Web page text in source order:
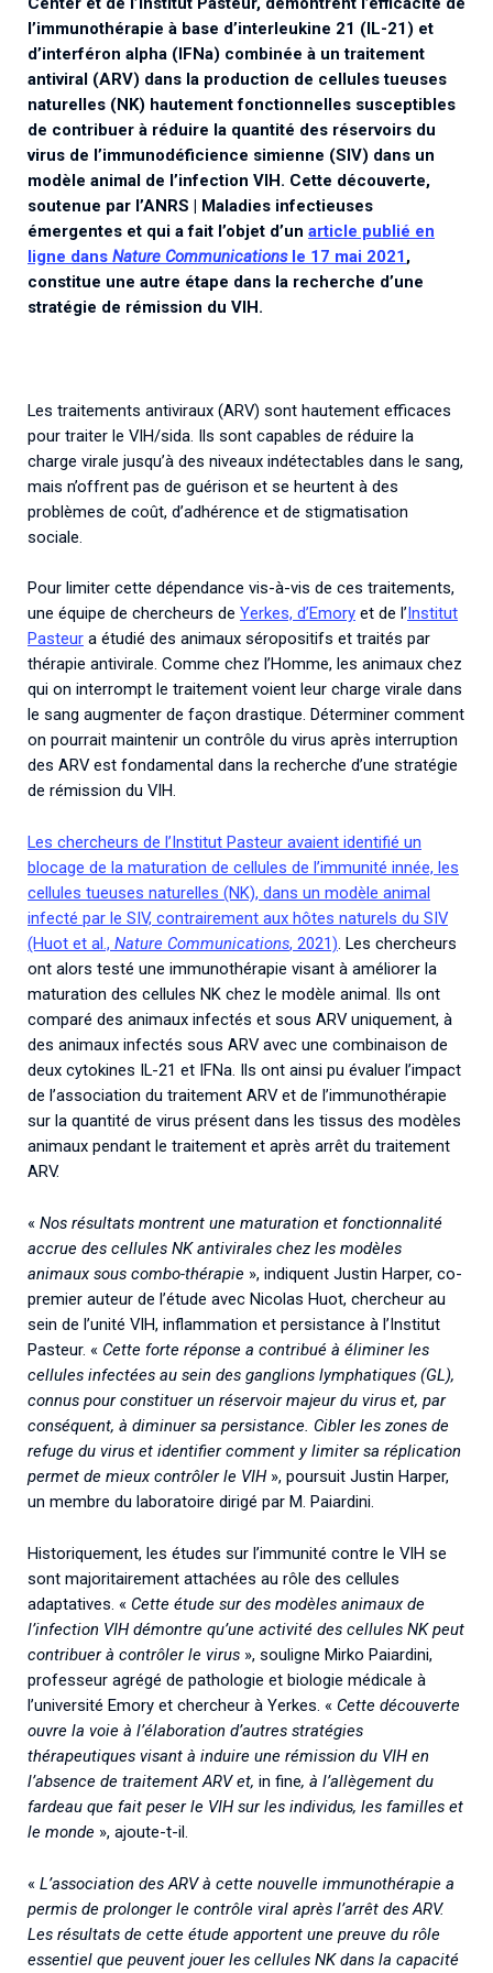
Associations de patient.e.s
Collaboration avec les acteurs communautaires
Cellule Émergence mpox
Ouverte depuis décembre 2023, pour suivre l'épidémie
en RDC, elle reste active suite à des cas à Mayotte et à
La Réunion.
Cellules Émergence
Retrouvez toutes les cellules Émergence, actives ou
inactives.
l’immunothérapie à base d’interleukine 21 (IL-21) et
d’interféron alpha (IFNa) combinée à un traitement
antiviral (ARV) dans la production de cellules tueuses
naturelles (NK) hautement fonctionnelles susceptibles
de contribuer à réduire la quantité des réservoirs du
virus de l’immunodéficience simienne (SIV) dans un
modèle animal de l’infection VIH. Cette découverte,
soutenue par l’ANRS | Maladies infectieuses
émergentes et qui a fait l’objet d’un article publié en
ligne dans Nature Communicationsle 17 mai 2021 ,
constitue une autre étape dans la recherche d’une
stratégie de rémission du VIH.
Les traitements antiviraux (ARV) sont hautement efficaces
pour traiter le VIH/sida. Ils sont capables de réduire la
charge virale jusqu’à des niveaux indétectables dans le sang,
mais n’offrent pas de guérison et se heurtent à des
problèmes de coût, d’adhérence et de stigmatisation
sociale.
Pour limiter cette dépendance vis-à-vis de ces traitements,
une équipe de chercheurs de Yerkes, d’Emory et de l’ Institut
Pasteur a étudié des animaux séropositifs et traités par
thérapie antivirale. Comme chez l’Homme, les animaux chez
qui on interrompt le traitement voient leur charge virale dans
le sang augmenter de façon drastique. Déterminer comment
on pourrait maintenir un contrôle du virus après interruption
des ARV est fondamental dans la recherche d’une stratégie
de rémission du VIH.
Les chercheurs de l’Institut Pasteur avaient identifié un
blocage de la maturation de cellules de l’immunité innée, les
cellules tueuses naturelles (NK), dans un modèle animal
infecté par le SIV, contrairement aux hôtes naturels du SIV
(Huot et al., Nature Communications, 2021). Les chercheurs
ont alors testé une immunothérapie visant à améliorer la
maturation des cellules NK chez le modèle animal. Ils ont
comparé des animaux infectés et sous ARV uniquement, à
des animaux infectés sous ARV avec une combinaison de
deux cytokines IL-21 et IFNa. Ils ont ainsi pu évaluer l’impact
de l’association du traitement ARV et de l’immunothérapie
sur la quantité de virus présent dans les tissus des modèles
animaux pendant le traitement et après arrêt du traitement
ARV.
« Nos résultats montrent une maturation et fonctionnalité
accrue des cellules NK antivirales chez les modèles
animaux sous combo-thérapie », indiquent Justin Harper, co-
premier auteur de l’étude avec Nicolas Huot, chercheur au
sein de l’unité VIH, inflammation et persistance à l’Institut
Pasteur. « Cette forte réponse a contribué à éliminer les
cellules infectées au sein des ganglions lymphatiques (GL),
connus pour constituer un réservoir majeur du virus et, par
conséquent, à diminuer sa persistance. Cibler les zones de
refuge du virus et identifier comment y limiter sa réplication
permet de mieux contrôler le VIH », poursuit Justin Harper,
un membre du laboratoire dirigé par M. Paiardini.
Historiquement, les études sur l’immunité contre le VIH se
sont majoritairement attachées au rôle des cellules
adaptatives. « Cette étude sur des modèles animaux de
l’infection VIH démontre qu’une activité des cellules NK peut
contribuer à contrôler le virus », souligne Mirko Paiardini,
professeur agrégé de pathologie et biologie médicale à
l’université Emory et chercheur à Yerkes. « Cette découverte
ouvre la voie à l’élaboration d’autres stratégies
thérapeutiques visant à induire une rémission du VIH en
l’absence de traitement ARV et, in fine, à l’allègement du
fardeau que fait peser le VIH sur les individus, les familles et
le monde », ajoute-t-il.
« L’association des ARV à cette nouvelle immunothérapie a
permis de prolonger le contrôle viral après l’arrêt des ARV.
Les résultats de cette étude apportent une preuve du rôle
essentiel que peuvent jouer les cellules NK dans la capacité